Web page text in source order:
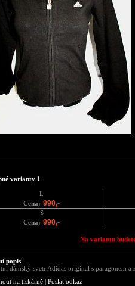
varianty 1
L
Cena: 990,-
S
Cena: 990,-
Na variantu
popis
dámský svetr Adidas original s paragonem
na tiskárně | Poslat odkaz